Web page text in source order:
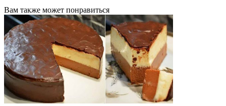
Вам также может понравиться